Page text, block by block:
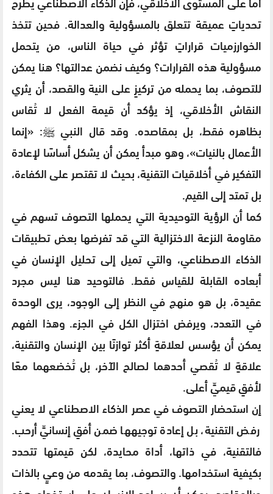
تحدياتٍ عميقة تتعلق بالمسؤولية والعدالة. فحين تتخذ
الخوارزميات قراراتٍ تؤثر في حياة الناس، من يتحمل
مسؤولية هذه القرارات؟ وكيف نضمن عدالتها؟ هنا يمكن
للتصوف، بما يحمله من تركيزٍ على النية والقصد، أن يثري
النقاش الأخلاقي، إذ يؤكد أن قيمة الفعل لا تُقاس
بظاهره فقط، بل بمقاصده. وقد قال النبي ﷺ: «إنما
الأعمال بالنيات»، وهو مبدأ يمكن أن يشكل أساسًا لإعادة
التفكير في أخلاقيات التقنية، بحيث لا تقتصر على الكفاءة،
بل تمتد إلى القيم.
كما أن الرؤية التوحيدية التي يحملها التصوف تسهم في
مقاومة النزعة الاختزالية التي قد تفرضها بعض تطبيقات
الذكاء الاصطناعي، والتي تميل إلى تحليل الإنسان في
أبعاده القابلة للقياس فقط. فالتوحيد هنا ليس مجرد
عقيدة، بل هو منهج في النظر إلى الوجود، يرى الوحدة
في التعدد، ويرفض اختزال الكل في الجزء. وهذا الفهم
يمكن أن يؤسس لعلاقةٍ أكثر توازنًا بين الإنسان والتقنية،
علاقةٍ لا تُقصي أحدهما لصالح الآخر، بل تُخضعهما معًا
لأفقٍ قيميٍّ أعلى.
إن استحضار التصوف في عصر الذكاء الاصطناعي لا يعني
رفض التقنية، بل إعادة توجيهها ضمن أفقٍ إنسانيٍّ أرحب.
فالتقنية، في ذاتها، أداة محايدة، لكن قيمتها تتحدد
بكيفية استخدامها. والتصوف، بما يقدمه من وعيٍ بالذات